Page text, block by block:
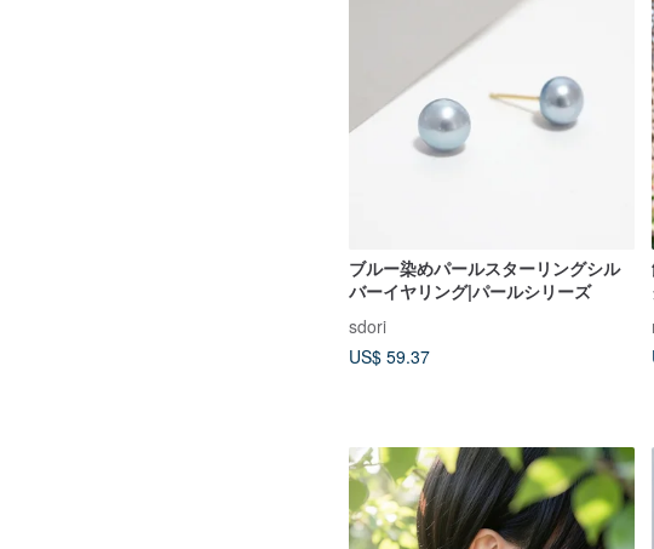
ブルー染めパールスターリングシル
バーイヤリング|パールシリーズ
sdori
US$ 59.37